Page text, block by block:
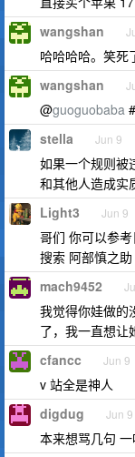
wangshan
哈哈哈哈。笑死
wangshan
@guoguobaba
stella Jun 9
如果一个规则被
和其他人造成实
Light3 Jun 9
哥们 你可以参
搜索 阿部慎之
mach9452
我觉得你娃做的
了，我一直想让
cfancc Jun 9
v 站全是神人
digdug Jun 9
本来想骂几句 一